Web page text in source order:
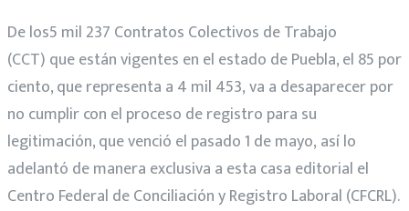
De los5 mil 237 Contratos Colectivos de Trabajo
(CCT) que están vigentes en el estado de Puebla, el 85 por
ciento, que representa a 4 mil 453, va a desaparecer por
no cumplir con el proceso de registro para su
legitimación, que venció el pasado 1 de mayo, así lo
adelantó de manera exclusiva a esta casa editorial el
Centro Federal de Conciliación y Registro Laboral (CFCRL).